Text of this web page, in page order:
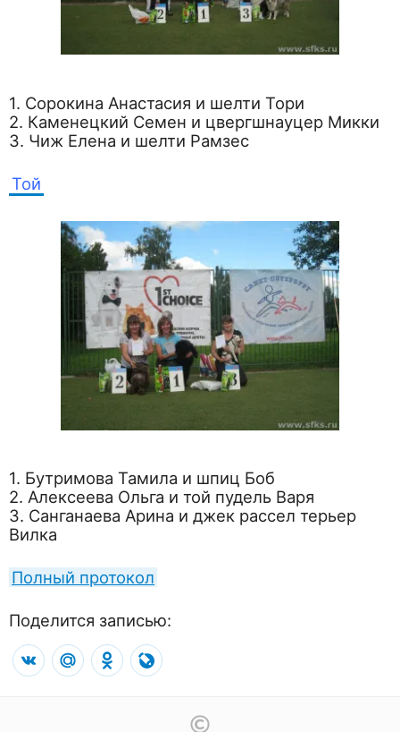
1. Сорокина Анастасия и шелти Тори
2. Каменецкий Семен и цвергшнауцер Микки
3. Чиж Елена и шелти Рамзес
Той
1. Бутримова Тамила и шпиц Боб
2. Алексеева Ольга и той пудель Варя
3. Санганаева Арина и джек рассел терьер
Вилка
Полный протокол
Поделится записью:
VK Mail.RuOdnoklassniki